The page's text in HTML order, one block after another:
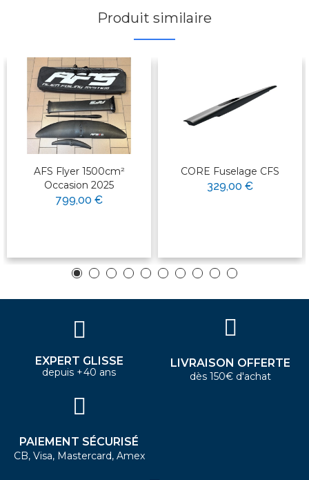
Produit similaire
AFS Flyer 1500cm²
Occasion 2025
799,00 €
CORE Fuselage CFS
329,00 €
EXPERT GLISSE
depuis +40 ans
LIVRAISON OFFERTE
dès 150€ d'achat
PAIEMENT SÉCURISÉ
CB, Visa, Mastercard, Amex